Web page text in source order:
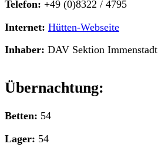
Telefon: +49 (0)8322 / 4795
Internet: Hütten-Webseite
Inhaber: DAV Sektion Immenstadt
Übernachtung:
Betten: 54
Lager: 54